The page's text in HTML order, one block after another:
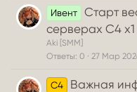
Ивент
Старт
серверах C4 x1
Aki [SMM]
Ответы 0 27 Мар
C4
Важная